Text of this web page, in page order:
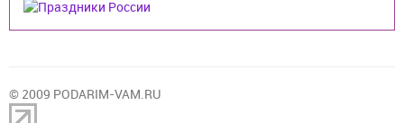
© 2009 PODARIM-VAM.RU